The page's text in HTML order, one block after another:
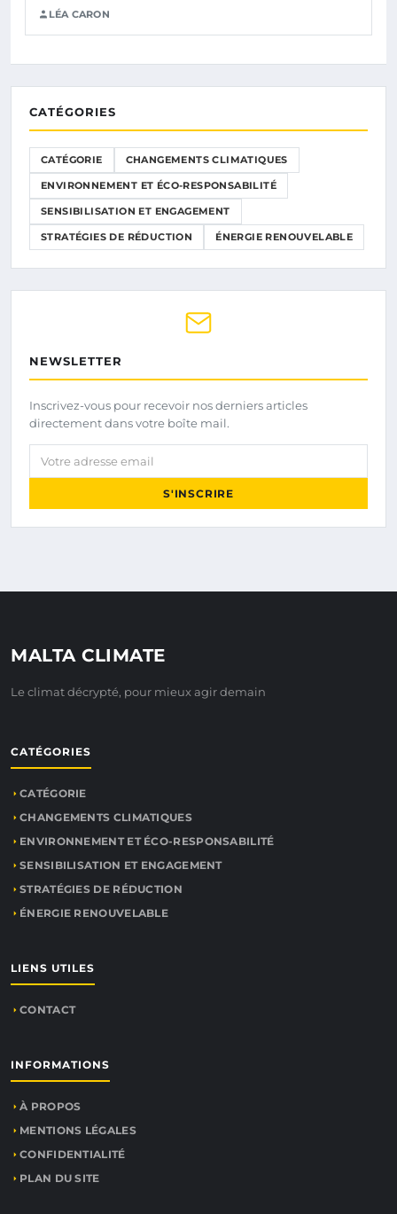
LÉA CARON
CATÉGORIES
CATÉGORIE CHANGEMENTS CLIMATIQUES
ENVIRONNEMENT ET ÉCO-RESPONSABILITÉ
SENSIBILISATION ET ENGAGEMENT
STRATÉGIES DE RÉDUCTION ÉNERGIE RENOUVELABLE
NEWSLETTER
Inscrivez-vous pour recevoir nos derniers articles
directement dans votre boîte mail.
Votre adresse email
S'INSCRIRE
MALTA CLIMATE
Le climat décrypté, pour mieux agir demain
CATÉGORIES
CATÉGORIE
CHANGEMENTS CLIMATIQUES
ENVIRONNEMENT ET ÉCO-RESPONSABILITÉ
SENSIBILISATION ET ENGAGEMENT
STRATÉGIES DE RÉDUCTION
ÉNERGIE RENOUVELABLE
LIENS UTILES
CONTACT
INFORMATIONS
À PROPOS
MENTIONS LÉGALES
CONFIDENTIALITÉ
PLAN DU SITE